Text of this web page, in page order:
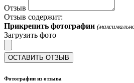
Отзыв
Отзыв содержит:
Прикрепить фотографии
Загрузить фото
ОСТАВИТЬ ОТЗЫВ
Фотографии из отзыва